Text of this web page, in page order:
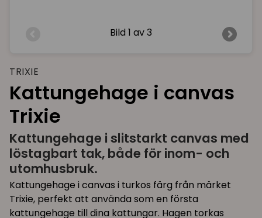
Bild 1 av 3
TRIXIE
Kattungehage i canvas
Trixie
Kattungehage i slitstarkt canvas med
löstagbart tak, både för inom- och
utomhusbruk.
Kattungehage i canvas i turkos färg från märket
Trixie, perfekt att använda som en första
kattungehage till dina kattungar. Hagen torkas